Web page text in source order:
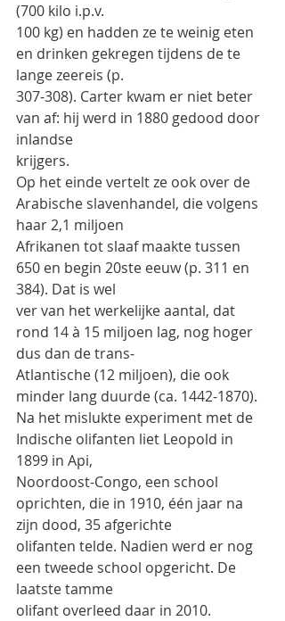
(700 kilo i.p.v.
100 kg) en hadden ze te weinig eten
en drinken gekregen tijdens de te
lange zeereis (p.
307-308). Carter kwam er niet beter
van af: hij werd in 1880 gedood door
inlandse
krijgers.
Op het einde vertelt ze ook over de
Arabische slavenhandel, die volgens
haar 2,1 miljoen
Afrikanen tot slaaf maakte tussen
650 en begin 20ste eeuw (p. 311 en
384). Dat is wel
ver van het werkelijke aantal, dat
rond 14 à 15 miljoen lag, nog hoger
dus dan de trans-
Atlantische (12 miljoen), die ook
minder lang duurde (ca. 1442-1870).
Na het mislukte experiment met de
Indische olifanten liet Leopold in
1899 in Api,
Noordoost-Congo, een school
oprichten, die in 1910, één jaar na
zijn dood, 35 afgerichte
olifanten telde. Nadien werd er nog
een tweede school opgericht. De
laatste tamme
olifant overleed daar in 2010.